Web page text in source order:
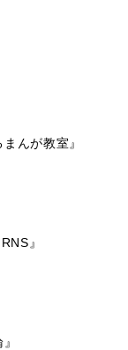
んが教室』
』